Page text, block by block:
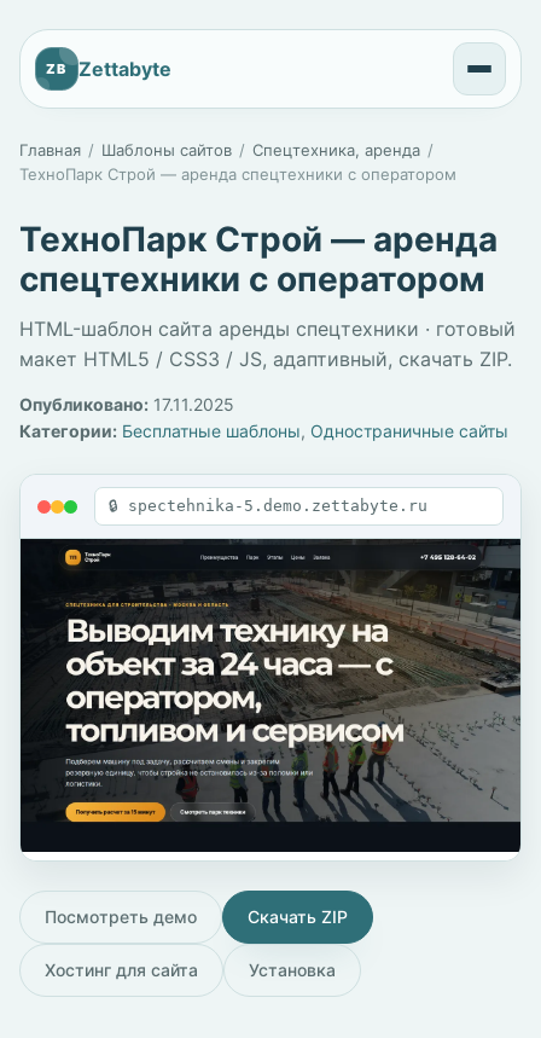
ZB Zettabyte
Главная Шаблоны сайтов
Спецтехника, аренда
ТехноПарк Строй — аренда спецтехники с оператором
ТехноПарк Строй — аренда
спецтехники с оператором
HTML-шаблон сайта аренды спецтехники · готовый
макет HTML5 / CSS3 / JS, адаптивный, скачать ZIP.
Опубликовано: 17.11.2025
Категории: Бесплатные шаблоны, Одностраничные сайты
🔒 spectehnika-5.demo.zettabyte.ru
Посмотреть демо Скачать ZIP
Хостинг для сайта Установка